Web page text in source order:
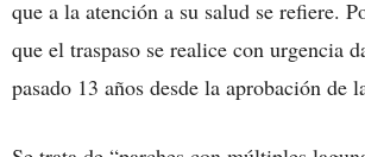
que a la atención a su salud se refiere.
que el traspaso se realice con urgencia
pasado 13 años desde la aprobación de